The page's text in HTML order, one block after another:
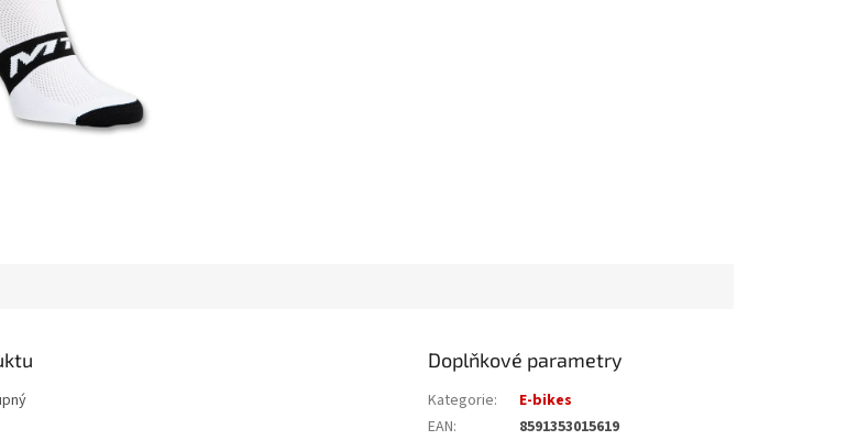
Doplňkové parametry
Kategorie:
E-bikes
EAN:
8591353015619